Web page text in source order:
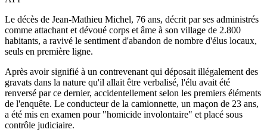
Le décès de Jean-Mathieu Michel, 76 ans, décrit par ses administrés
comme attachant et dévoué corps et âme à son village de 2.800
habitants, a ravivé le sentiment d'abandon de nombre d'élus locaux,
seuls en première ligne.
Après avoir signifié à un contrevenant qui déposait illégalement des
gravats dans la nature qu'il allait être verbalisé, l'élu avait été
renversé par ce dernier, accidentellement selon les premiers éléments
de l'enquête. Le conducteur de la camionnette, un maçon de 23 ans,
a été mis en examen pour "homicide involontaire" et placé sous
contrôle judiciaire.